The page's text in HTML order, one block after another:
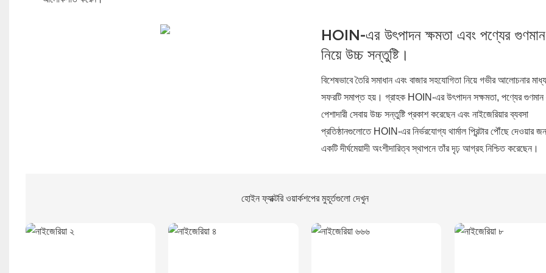
HOIN-এর উৎপাদন ক্ষমতা এবং পণ্যের গুণমান
নিয়ে উচ্চ সন্তুষ্টি।
বিশেষভাবে তৈরি সমাধান এবং বাজার সহযোগিতা নিয়ে গভীর আলোচনার
সফরটি সমাপ্ত হয়। গ্রাহক HOIN-এর উৎপাদন সক্ষমতা, পণ্যের গুণমান
পেশাদারী সেবায় উচ্চ সন্তুষ্টি প্রকাশ করেছেন এবং নাইজেরিয়ার ব্যবসা
প্রতিষ্ঠানগুলোতে HOIN-এর নির্ভরযোগ্য থার্মাল প্রিন্টার পৌঁছে দেওয়ার
একটি দীর্ঘমেয়াদী অংশীদারিত্ব স্থাপনে তাঁর দৃঢ় আগ্রহ নিশ্চিত করেছেন।
হোইন ফ্যাক্টরি ওয়ার্কশপের মুহূর্তগুলো দেখুন